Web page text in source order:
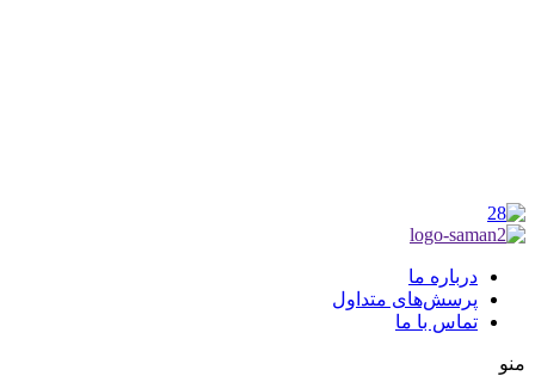
درباره ما
پرسش‌های متداول
تماس با ما
منو